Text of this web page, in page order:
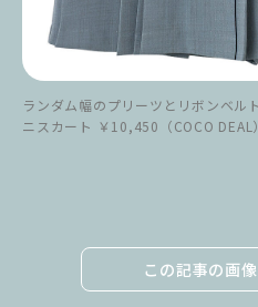
ランダム幅のプリーツとリボンベル
ニスカート ￥10,450（COCO DEAL）
この記事の画